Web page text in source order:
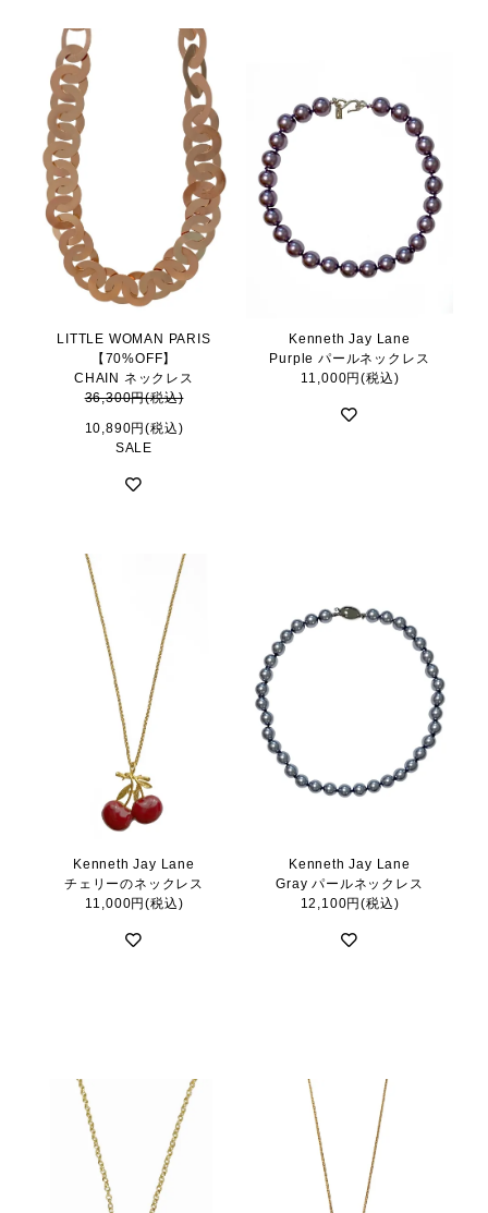
LITTLE WOMAN PARIS
【70%OFF】
CHAIN ネックレス
36,300円(税込)
10,890円(税込)
SALE
Kenneth Jay Lane
Purple パールネックレス
11,000円(税込)
Kenneth Jay Lane
チェリーのネックレス
11,000円(税込)
Kenneth Jay Lane
Gray パールネックレス
12,100円(税込)